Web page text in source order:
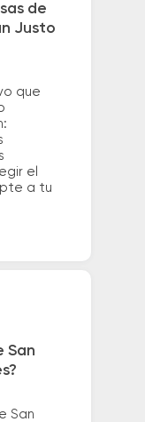
de
Justo
que
el
a tu
San
San